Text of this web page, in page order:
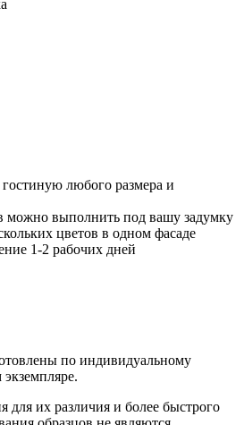
любого размера и
можно выполнить под вашу задумку
цветов в одном фасаде
1-2 рабочих дней
по индивидуальному
для их различия и более быстрого